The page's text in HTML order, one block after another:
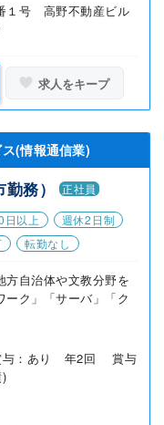
１号 高野不動産ビル
求人をキープ
(情報通信業)
務）
正社員
日以上
週休2日制
転勤なし
方自治体や文教分野を
ク」「サーバ」「ク
与：あり 年2回 賞与